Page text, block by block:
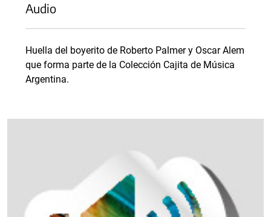
Audio
Huella del boyerito de Roberto Palmer y Oscar Alem
que forma parte de la Colección Cajita de Música
Argentina.